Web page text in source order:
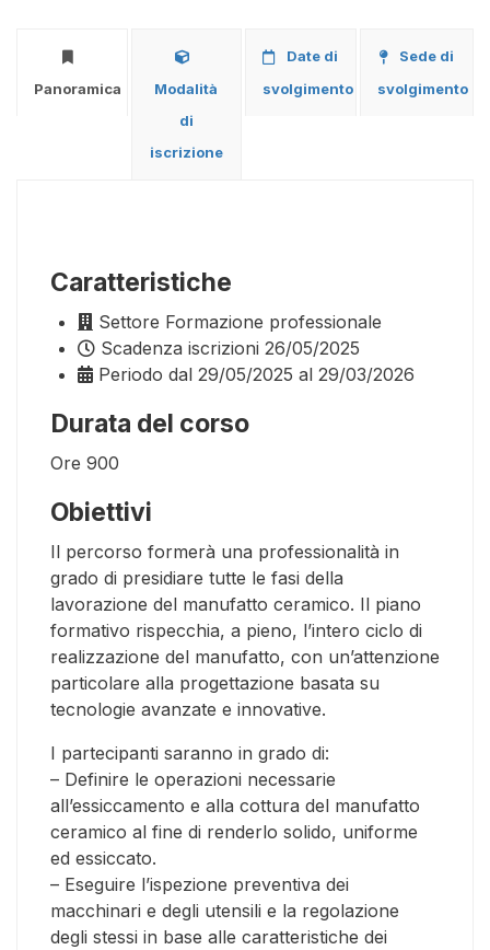
Panoramica
Modalità
di
iscrizione
Date di
svolgimento
Sede di
svolgimento
Caratteristiche
Settore Formazione professionale
Scadenza iscrizioni 26/05/2025
Periodo dal 29/05/2025 al 29/03/2026
Durata del corso
Ore 900
Obiettivi
Il percorso formerà una professionalità in
grado di presidiare tutte le fasi della
lavorazione del manufatto ceramico. Il piano
formativo rispecchia, a pieno, l’intero ciclo di
realizzazione del manufatto, con un’attenzione
particolare alla progettazione basata su
tecnologie avanzate e innovative.
I partecipanti saranno in grado di:
– Definire le operazioni necessarie
all’essiccamento e alla cottura del manufatto
ceramico al fine di renderlo solido, uniforme
ed essiccato.
– Eseguire l’ispezione preventiva dei
macchinari e degli utensili e la regolazione
degli stessi in base alle caratteristiche dei